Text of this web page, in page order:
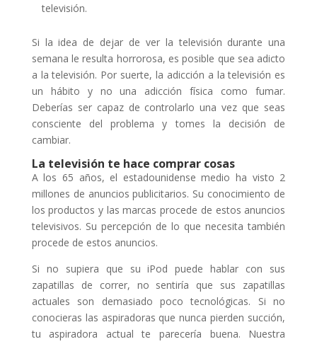
televisión.
Si la idea de dejar de ver la televisión durante una
semana le resulta horrorosa, es posible que sea adicto
a la televisión. Por suerte, la adicción a la televisión es
un hábito y no una adicción física como fumar.
Deberías ser capaz de controlarlo una vez que seas
consciente del problema y tomes la decisión de
cambiar.
La televisión te hace comprar cosas
A los 65 años, el estadounidense medio ha visto 2
millones de anuncios publicitarios. Su conocimiento de
los productos y las marcas procede de estos anuncios
televisivos. Su percepción de lo que necesita también
procede de estos anuncios.
Si no supiera que su iPod puede hablar con sus
zapatillas de correr, no sentiría que sus zapatillas
actuales son demasiado poco tecnológicas. Si no
conocieras las aspiradoras que nunca pierden succión,
tu aspiradora actual te parecería buena. Nuestra